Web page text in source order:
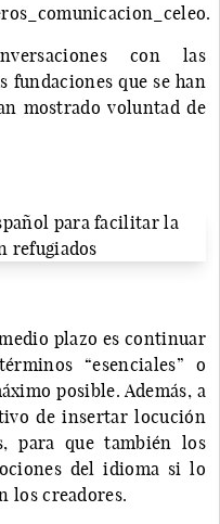
con las
fundaciones que se han
mostrado voluntad de
plazo es continuar
“esenciales” o
posible. Además, a
de insertar locución
para que también los
del idioma si lo
los creadores.